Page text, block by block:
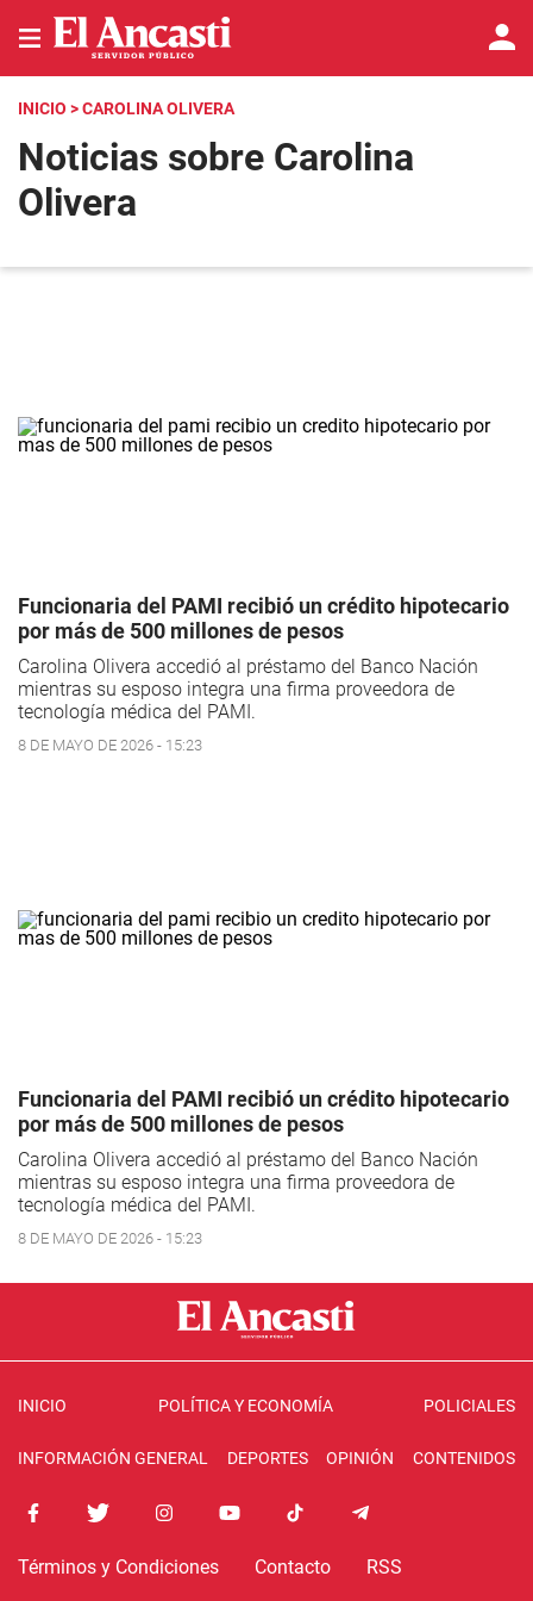
INICIO > CAROLINA OLIVERA
Noticias sobre Carolina
Olivera
Funcionaria del PAMI recibió un crédito hipotecario
por más de 500 millones de pesos
Carolina Olivera accedió al préstamo del Banco Nación
mientras su esposo integra una firma proveedora de
tecnología médica del PAMI.
8 DE MAYO DE 2026 - 15:23
Funcionaria del PAMI recibió un crédito hipotecario
por más de 500 millones de pesos
Carolina Olivera accedió al préstamo del Banco Nación
mientras su esposo integra una firma proveedora de
tecnología médica del PAMI.
8 DE MAYO DE 2026 - 15:23
INICIO POLÍTICA Y ECONOMÍA POLICIALES
INFORMACIÓN GENERAL DEPORTES OPINIÓN CONTENIDOS
Términos y Condiciones Contacto RSS